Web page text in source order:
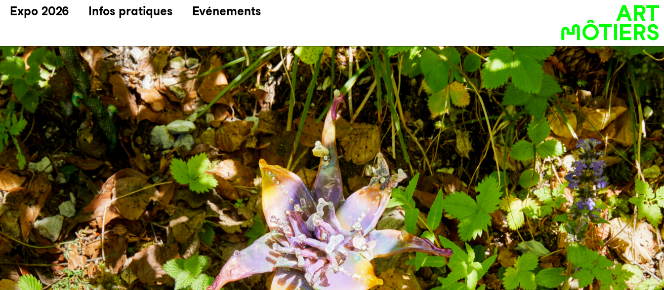
Expo 2026 Infos pratiques Evénements